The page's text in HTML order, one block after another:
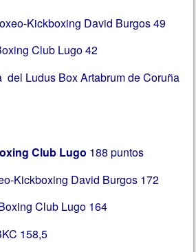
Kickboxing David Burgos 49
Club Lugo 42
del Ludus Box Artabrum de Coruña
Club Lugo 188 puntos
Kickboxing David Burgos 172
Club Lugo 164
158,5